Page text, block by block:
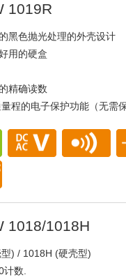
1019R
黑色抛光处理的外壳设计
用的硬盒
精确读数
程的电子保护功能（无需
1018/1018H
) / 1018H (硬壳型)
计数.